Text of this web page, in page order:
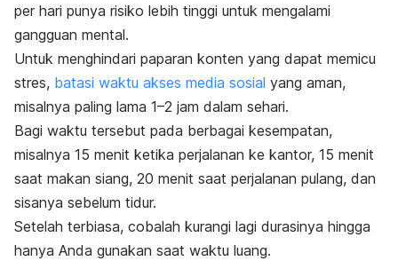
per hari punya risiko lebih tinggi untuk mengalami
gangguan mental.
Untuk menghindari paparan konten yang dapat memicu
stres, batasi waktu akses media sosial yang aman,
misalnya paling lama 1–2 jam dalam sehari.
Bagi waktu tersebut pada berbagai kesempatan,
misalnya 15 menit ketika perjalanan ke kantor, 15 menit
saat makan siang, 20 menit saat perjalanan pulang, dan
sisanya sebelum tidur.
Setelah terbiasa, cobalah kurangi lagi durasinya hingga
hanya Anda gunakan saat waktu luang.